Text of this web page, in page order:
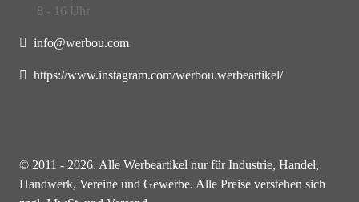
8 - 16 Uhr
info@werbou.com
https://www.instagram.com/werbou.werbeartikel/
© 2011 - 2026. Alle Werbeartikel nur für Industrie, Handel,
Handwerk, Vereine und Gewerbe. Alle Preise verstehen sich